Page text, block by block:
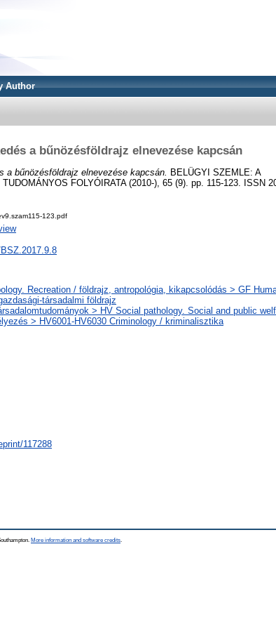
Author
a bűnözésföldrajz elnevezése kapcsán
a bűnözésföldrajz elnevezése kapcsán. BELÜGYI SZEMLE: A
FOLYÓIRATA (2010-), 65 (9). pp. 115-123. ISSN
123.pdf
Recreation / földrajz, antropológia, kikapcsolódás > GF
társadalmi földrajz
> HV Social pathology. Social and public
> HV6001-HV6030 Criminology / kriminalisztika
117288
More information and software credits